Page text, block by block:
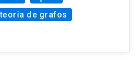
teoria de grafos